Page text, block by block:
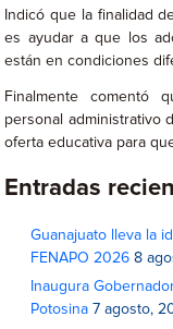
Indicó que la finalidad
es ayudar a que los
están en condiciones
Finalmente comentó
personal administrativo
oferta educativa para
Entradas
Guanajuato lleva la
FENAPO 2026 8
Inaugura
Potosina 7 agosto,